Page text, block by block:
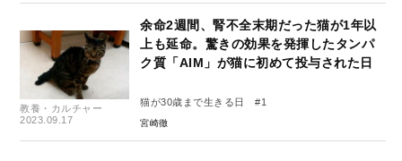
教養・カルチャー
2023.09.17
余命2週間、腎不全末期だった猫が1年以
上も延命。驚きの効果を発揮したタンパ
ク質「AIM」が猫に初めて投与された日
猫が30歳まで生きる日 #1
宮崎徹